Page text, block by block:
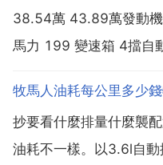
38.54萬 43.89萬發動
馬力 199 變速箱 4擋自
3.84s 引數配置 保養...
牧馬人油耗每公里多少
抄要看什麼排量什麼襲
油耗不一樣。以3.6l自